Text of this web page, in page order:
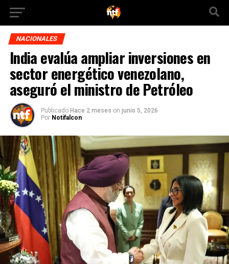
NACIONALES
India evalúa ampliar inversiones en
sector energético venezolano,
aseguró el ministro de Petróleo
Publicado Hace 2 meses on junio 5, 2026
Por Notifalcon